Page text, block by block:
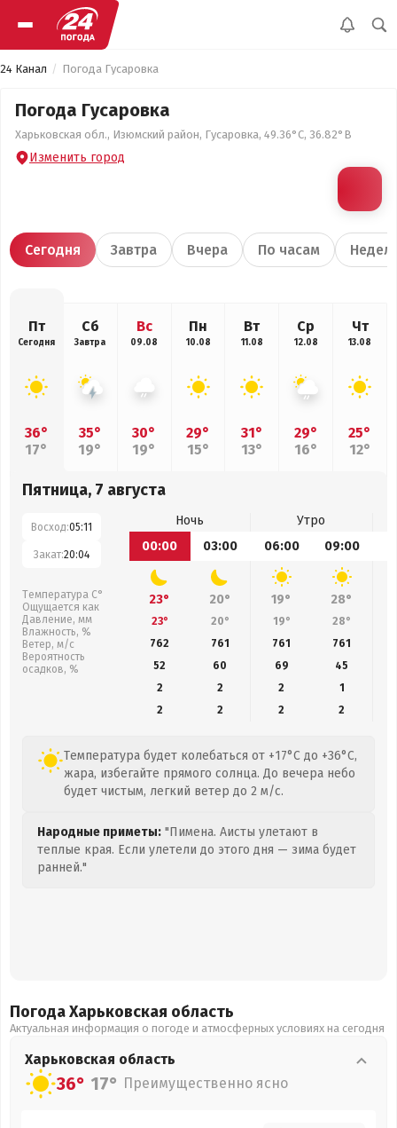
24 Канал Погода Гусаровка
Погода Гусаровка
Харьковская обл., Изюмский район, Гусаровка, 49.36°С, 36.82°В
Изменить город
Сегодня Завтра Вчера По часам
Пт
Сегодня
36°
17°
Сб
Завтра
35°
19°
Вс
09.08
30°
19°
Пн
10.08
29°
15°
Вт
11.08
31°
13°
Ср
12.08
29°
16°
Чт
13.08
25°
12°
Пятница, 7 августа
Восход:05:11
Закат:20:04
Температура С°
Ощущается как
Давление, мм
Влажность, %
Ветер, м/с
Вероятность
осадков, %
Ночь
Утро
00:00
03:00 06:00 09:00
23° 20° 19° 28°
23° 20° 19° 28°
762
761 761 761
52
60 69 45
2
2 2
1
2
2 2 2
Температура будет колебаться от +17°C до +36°C,
жара, избегайте прямого солнца. До вечера небо
будет чистым, легкий ветер до 2 м/с.
Народные приметы: "Пимена. Аисты улетают в
теплые края. Если улетели до этого дня — зима будет
ранней."
Погода Харьковская область
Актуальная информация о погоде и атмосферных условиях на сегодня
Харьковская область
36° 17° Преимущественно ясно